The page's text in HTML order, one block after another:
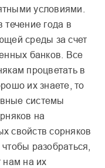
условиями.
года в
среды за счет
банков. Все
процветать в
их знаете, то
системы
на
свойств сорняков
разобраться,
нам на их